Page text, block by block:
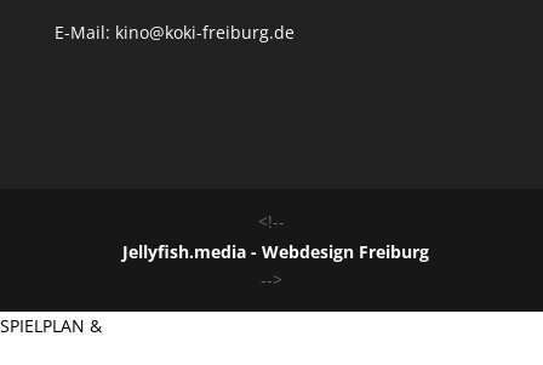
E-Mail: kino@koki-freiburg.de
<!--
Jellyfish.media - Webdesign Freiburg
-->
SPIELPLAN &